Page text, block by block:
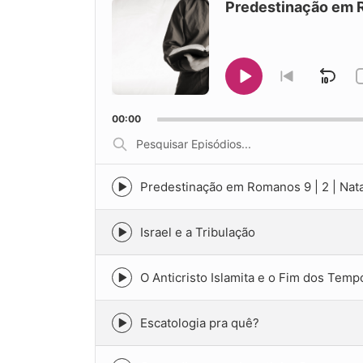
Player
Predestinação em
Go
previous
Play
00:00
Pesquisar
Episódios...
Episode
play
icon
Predestinação em Romanos 9 | 2 |
Episode
play
icon
Israel e a Tribulação
Episode
play
icon
O Anticristo Islamita e o Fim dos
Episode
play
Escatologia pra quê?